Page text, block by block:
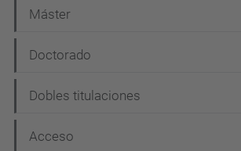
i
ó
Máster
Doctorado
Dobles titulaciones
Acceso